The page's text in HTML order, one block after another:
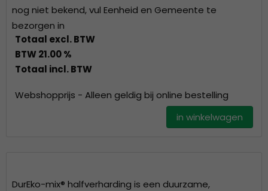
nog niet bekend, vul Eenheid en Gemeente te
bezorgen in
Totaal excl. BTW
BTW 21.00 %
Totaal incl. BTW
Webshopprijs - Alleen geldig bij online bestelling
in winkelwagen
DurEko-mix® halfverharding is een duurzame,